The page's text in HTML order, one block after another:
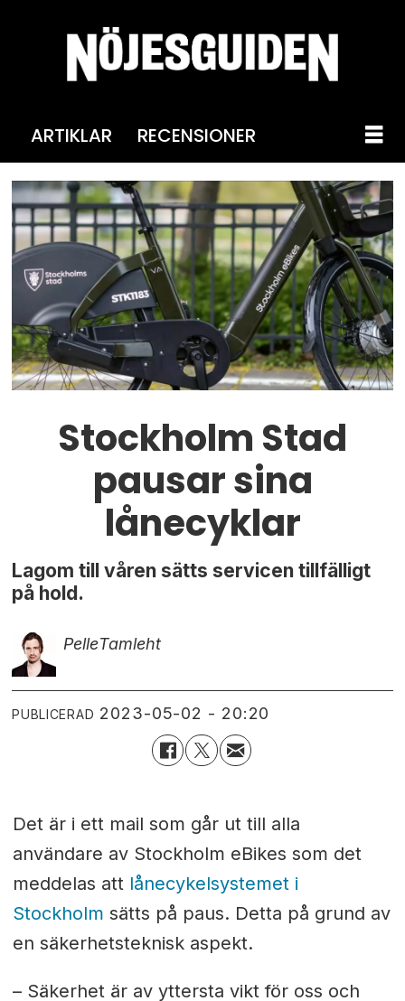
ARTIKLAR RECENSIONER
Stockholm Stad
pausar sina
lånecyklar
Lagom till våren sätts servicen tillfälligt
på hold.
PelleTamleht
PUBLICERAD 2023-05-02 - 20:20
Det är i ett mail som går ut till alla
användare av Stockholm eBikes som det
meddelas att lånecykelsystemet i
Stockholm sätts på paus. Detta på grund av
en säkerhetsteknisk aspekt.
– Säkerhet är av yttersta vikt för oss och